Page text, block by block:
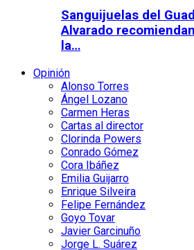
Sanguijuelas del
Alvarado
la…
Opinión
Alonso Torres
Ángel Lozano
Carmen Heras
Cartas al director
Clorinda Powers
Conrado Gómez
Cora Ibáñez
Emilia Guijarro
Enrique Silveira
Felipe Fernández
Goyo Tovar
Javier Garcinuño
Jorge L. Suárez